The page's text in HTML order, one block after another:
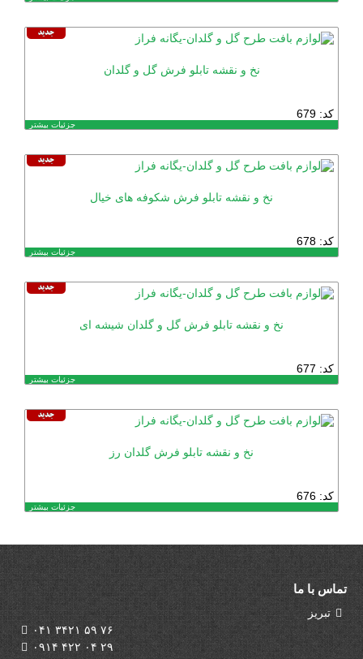
نخ و نقشه تابلو فرش گل و گلدان
کد: 679
جزئیات بیشتر
نخ و نقشه تابلو فرش شکوفه های خیال
کد: 678
جزئیات بیشتر
نخ و نقشه تابلو فرش گل و گلدان شیشه ای
کد: 677
جزئیات بیشتر
نخ و نقشه تابلو فرش گلدان رز
کد: 676
جزئیات بیشتر
تماس با ما
تبریز
۰۴۱ ۳۴۲۱ ۵۹ ۷۶
۰۹۱۴ ۴۲۲ ۰۴ ۲۹